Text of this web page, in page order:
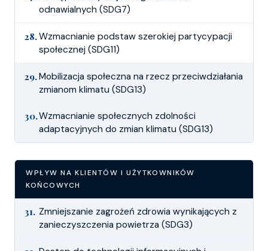
odnawialnych (SDG7)
28.Wzmacnianie podstaw szerokiej partycypacji
społecznej (SDG11)
29.Mobilizacja społeczna na rzecz przeciwdziałania
zmianom klimatu (SDG13)
30.Wzmacnianie społecznych zdolności
adaptacyjnych do zmian klimatu (SDG13)
WPŁYW NA KLIENTÓW I UŻYTKOWNIKÓW
KOŃCOWYCH
31. Zmniejszanie zagrożeń zdrowia wynikających z
zanieczyszczenia powietrza (SDG3)